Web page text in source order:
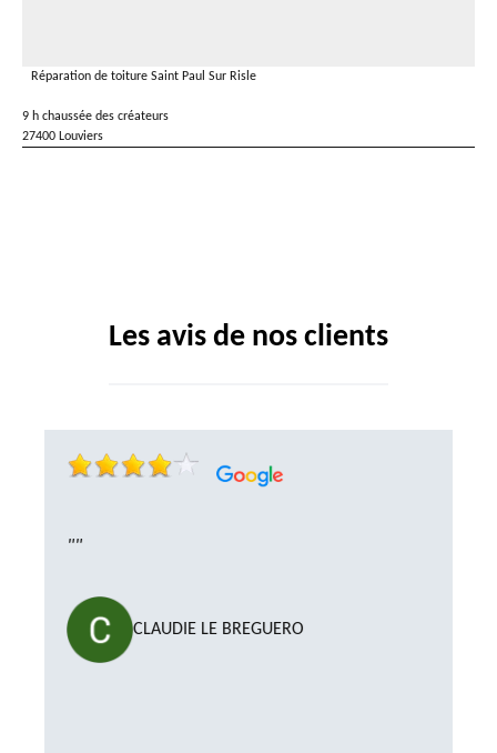
Réparation de toiture Saint Paul Sur Risle
9 h chaussée des créateurs
27400 Louviers
Les avis de nos clients
""
CLAUDIE LE BREGUERO